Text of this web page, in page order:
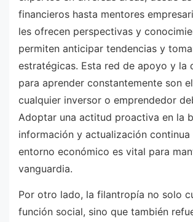
financieros hasta mentores
les ofrecen perspectivas y
permiten anticipar tendencias y
estratégicas. Esta red de apoyo y la
para aprender constantemente son
cualquier inversor o emprendedor
Adoptar una actitud proactiva en la
información y actualización continua
entorno económico es vital para
vanguardia.
Por otro lado, la filantropía no solo
función social, sino que también